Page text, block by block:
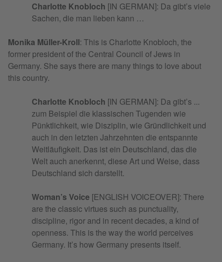
Charlotte Knobloch [IN GERMAN]: Da gibt’s viele
Sachen, die man lieben kann …
Monika Müller-Kroll: This is Charlotte Knobloch, the
former president of the Central Council of Jews in
Germany. She says there are many things to love about
this country.
Charlotte Knobloch [IN GERMAN]: Da gibt’s ...
zum Beispiel die klassischen Tugenden wie
Pünktlichkeit, wie Disziplin, wie Gründlichkeit und
auch in den letzten Jahrzehnten die entspannte
Weitläufigkeit. Das ist ein Deutschland, das die
Welt auch anerkennt, diese Art und Weise, dass
Deutschland sich darstellt.
Woman’s Voice [ENGLISH VOICEOVER]: There
are the classic virtues such as punctuality,
discipline, rigor and in recent decades, a kind of
openness. This is the way the world perceives
Germany. It’s how Germany presents itself.